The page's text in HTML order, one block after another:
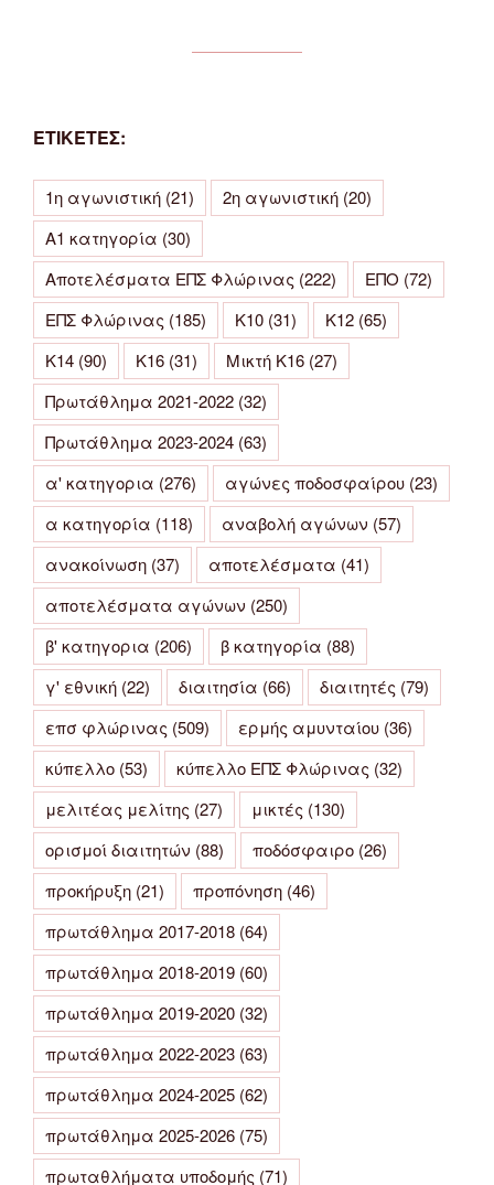
ΕΤΙΚΕΤΕΣ:
1η αγωνιστική (21) 2η αγωνιστική (20)
Α1 κατηγορία (30)
Αποτελέσματα ΕΠΣ Φλώρινας (222) ΕΠΟ (72)
ΕΠΣ Φλώρινας (185) Κ10 (31) Κ12 (65)
Κ14 (90) Κ16 (31) Μικτή Κ16 (27)
Πρωτάθλημα 2021-2022 (32)
Πρωτάθλημα 2023-2024 (63)
α' κατηγορια (276) αγώνες ποδοσφαίρου (23)
α κατηγορία (118) αναβολή αγώνων (57)
ανακοίνωση (37) αποτελέσματα (41)
αποτελέσματα αγώνων (250)
β' κατηγορια (206) β κατηγορία (88)
γ' εθνική (22) διαιτησία (66) διαιτητές (79)
επσ φλώρινας (509) ερμής αμυνταίου (36)
κύπελλο (53) κύπελλο ΕΠΣ Φλώρινας (32)
μελιτέας μελίτης (27) μικτές (130)
ορισμοί διαιτητών (88) ποδόσφαιρο (26)
προκήρυξη (21) προπόνηση (46)
πρωτάθλημα 2017-2018 (64)
πρωτάθλημα 2018-2019 (60)
πρωτάθλημα 2019-2020 (32)
πρωτάθλημα 2022-2023 (63)
πρωτάθλημα 2024-2025 (62)
πρωτάθλημα 2025-2026 (75)
πρωταθλήματα υποδομής (71)